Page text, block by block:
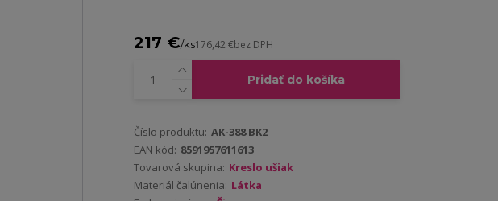
217 €/ks176,42 €bez DPH
Pridať do košíka
Číslo produktu: AK-388 BK2
EAN kód: 8591957611613
Tovarová skupina: Kreslo ušiak
Materiál čalúnenia: Látka